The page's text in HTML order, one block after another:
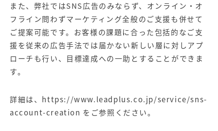
また、弊社ではSNS広告のみならず、オンライン・オ
フライン問わずマーケティング全般のご支援も併せて
ご提案可能です。お客様の課題に合った包括的なご支
援を従来の広告手法では届かない新しい層に対しアプ
ローチも行い、目標達成への一助とすることができま
す。
詳細は、 https://www.leadplus.co.jp/service/sns-
account-creation をご参照ください。